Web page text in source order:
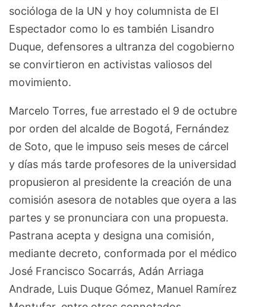
socióloga de la UN y hoy columnista de El
Espectador como lo es también Lisandro
Duque, defensores a ultranza del cogobierno
se convirtieron en activistas valiosos del
movimiento.
Marcelo Torres, fue arrestado el 9 de octubre
por orden del alcalde de Bogotá, Fernández
de Soto, que le impuso seis meses de cárcel
y días más tarde profesores de la universidad
propusieron al presidente la creación de una
comisión asesora de notables que oyera a las
partes y se pronunciara con una propuesta.
Pastrana acepta y designa una comisión,
mediante decreto, conformada por el médico
José Francisco Socarrás, Adán Arriaga
Andrade, Luis Duque Gómez, Manuel Ramírez